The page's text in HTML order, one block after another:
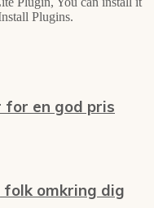
Plugins.
en god pris
folk omkring dig